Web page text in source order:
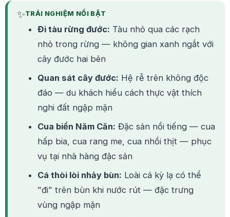
✨TRẢI NGHIỆM NỔI BẬT
Đi tàu rừng đước: Tàu nhỏ qua các rạch
nhỏ trong rừng — không gian xanh ngắt với
cây đước hai bên
Quan sát cây đước: Hệ rễ trên không độc
đáo — du khách hiểu cách thực vật thích
nghi đất ngập mặn
Cua biển Năm Căn: Đặc sản nổi tiếng — cua
hấp bia, cua rang me, cua nhồi thịt — phục
vụ tại nhà hàng đặc sản
Cá thòi lòi nhảy bùn: Loài cá kỳ lạ có thể
"đi" trên bùn khi nước rút — đặc trưng
vùng ngập mặn